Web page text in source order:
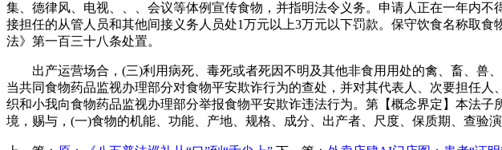
集、德律风、电视、、、会议等体例宣传食物，并指明法令义务。申请人正在一年内
接担任的从管人员和其他间接义务人员处1万元以上3万元以下罚款。保守饮食名称取
法》第一百三十八条处置。
出产运营场合，(三)利用病死、毒死或者死因不明及其他非食用用处的禽、畜、兽
当共同食物药品监视办理部分对食物平安欺诈行为的查处，并对其代表人、次要担任
织和小我向食物药品监视办理部分举报食物平安欺诈违法行为。第【概念界定】本法
境，赐与，(一)食物的机能、功能、产地、规格、成分、出产者、尺度、保质期、查验